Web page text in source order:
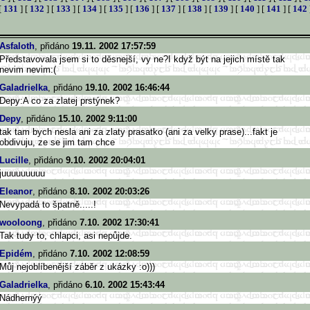
131 ] [ 132 ] [ 133 ] [ 134] [ 135 ] [ 136 ] [ 137] [ 138 ] [ 139 ] [ 140 ] [ 141 ] [ 142
Asfaloth, přidáno 19.11. 2002 17:57:59
Představovala jsem si to děsnejší, vy ne?I když být na jejich místě tak
nevim nevim:(
Galadrielka, přidáno 19.10. 2002 16:46:44
Depy:A co za zlatej prstýnek?
Depy, přidáno 15.10. 2002 9:11:00
tak tam bych nesla ani za zlaty prasatko (ani za velky prase)...fakt je
obdivuju, ze se jim tam chce
Lucille, přidáno 9.10. 2002 20:04:01
juuuuuuuuu
Eleanor, přidáno 8.10. 2002 20:03:26
Nevypadá to špatně.....!
wooloong, přidáno 7.10. 2002 17:30:41
Tak tudy to, chlapci, asi nepůjde.
Epidém, přidáno 7.10. 2002 12:08:59
Můj nejoblíbenější záběr z ukázky :o)))
Galadrielka, přidáno 6.10. 2002 15:43:44
Nádhernýý